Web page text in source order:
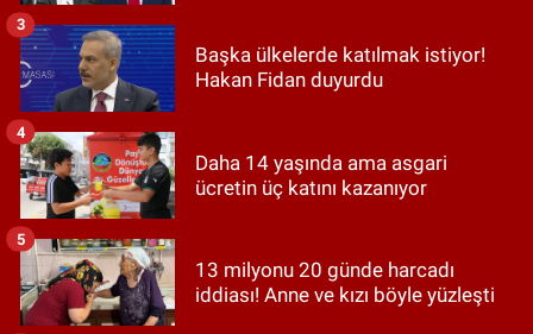
Başka ülkelerde katılmak istiyor!
Hakan Fidan duyurdu
3
Daha 14 yaşında ama asgari
ücretin üç katını kazanıyor
4
13 milyonu 20 günde harcadı
iddiası! Anne ve kızı böyle yüzleşti
5